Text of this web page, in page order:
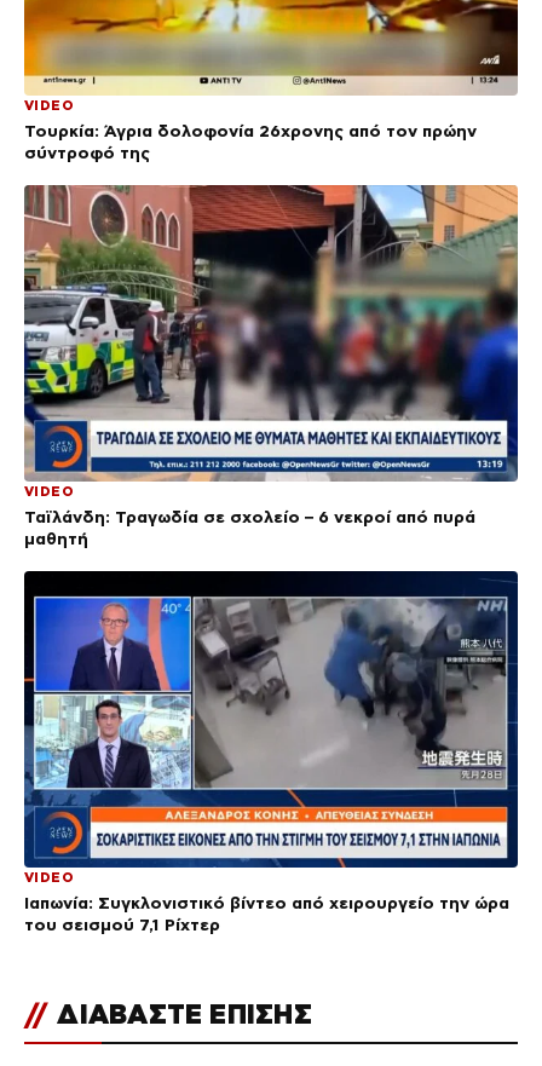
VIDEO
Τουρκία: Άγρια δολοφονία 26χρονης από τον πρώην
σύντροφό της
VIDEO
Ταϊλάνδη: Τραγωδία σε σχολείο – 6 νεκροί από πυρά
μαθητή
VIDEO
Ιαπωνία: Συγκλονιστικό βίντεο από χειρουργείο την ώρα
του σεισμού 7,1 Ρίχτερ
// ΔΙΑΒΑΣΤΕ ΕΠΙΣΗΣ